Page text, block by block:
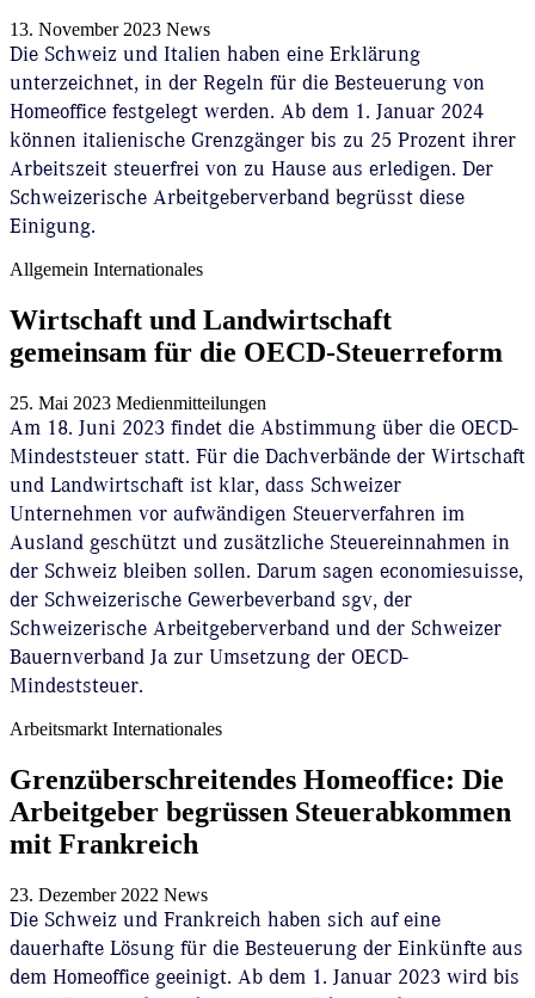
13. November 2023 News
Die Schweiz und Italien haben eine Erklärung
unterzeichnet, in der Regeln für die Besteuerung von
Homeoffice festgelegt werden. Ab dem 1. Januar 2024
können italienische Grenzgänger bis zu 25 Prozent ihrer
Arbeitszeit steuerfrei von zu Hause aus erledigen. Der
Schweizerische Arbeitgeberverband begrüsst diese
Einigung.
Allgemein Internationales
Wirtschaft und Landwirtschaft
gemeinsam für die OECD-Steuerreform
25. Mai 2023 Medienmitteilungen
Am 18. Juni 2023 findet die Abstimmung über die OECD-
Mindeststeuer statt. Für die Dachverbände der Wirtschaft
und Landwirtschaft ist klar, dass Schweizer
Unternehmen vor aufwändigen Steuerverfahren im
Ausland geschützt und zusätzliche Steuereinnahmen in
der Schweiz bleiben sollen. Darum sagen economiesuisse,
der Schweizerische Gewerbeverband sgv, der
Schweizerische Arbeitgeberverband und der Schweizer
Bauernverband Ja zur Umsetzung der OECD-
Mindeststeuer.
Arbeitsmarkt Internationales
Grenzüberschreitendes Homeoffice: Die
Arbeitgeber begrüssen Steuerabkommen
mit Frankreich
23. Dezember 2022 News
Die Schweiz und Frankreich haben sich auf eine
dauerhafte Lösung für die Besteuerung der Einkünfte aus
dem Homeoffice geeinigt. Ab dem 1. Januar 2023 wird bis